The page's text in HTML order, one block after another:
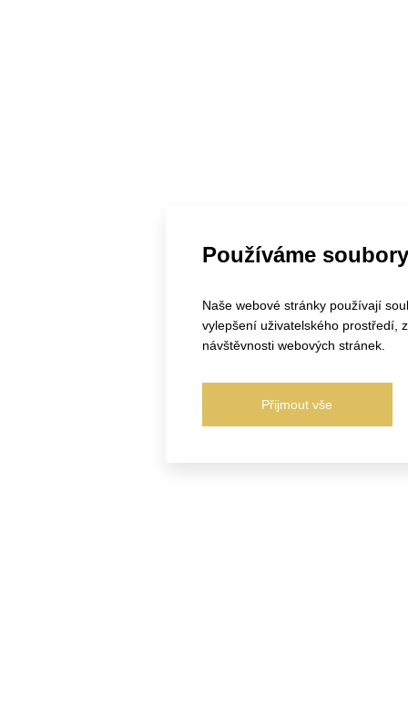
Používáme
Naše webové stránky používají
vylepšení uživatelského prostředí,
návštěvnosti webových stránek.
Přijmout vše